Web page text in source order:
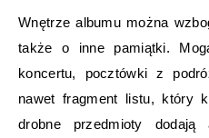
Wnętrze albumu można
także o inne pamiątki.
koncertu, pocztówki z
nawet fragment listu, który
drobne przedmioty dodają